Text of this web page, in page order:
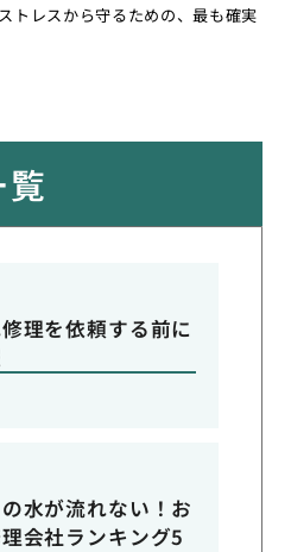
トレスから守るための、最も確実
理を依頼する前に
水が流れない！お
会社ランキング5